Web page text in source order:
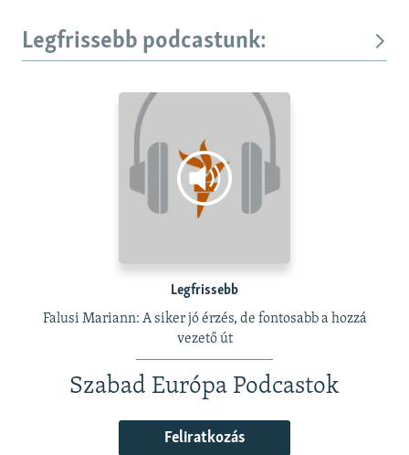
Legfrissebb podcastunk:
Legfrissebb
Falusi Mariann: A siker jó érzés, de fontosabb a hozzá
vezető út
Szabad Európa Podcastok
Feliratkozás